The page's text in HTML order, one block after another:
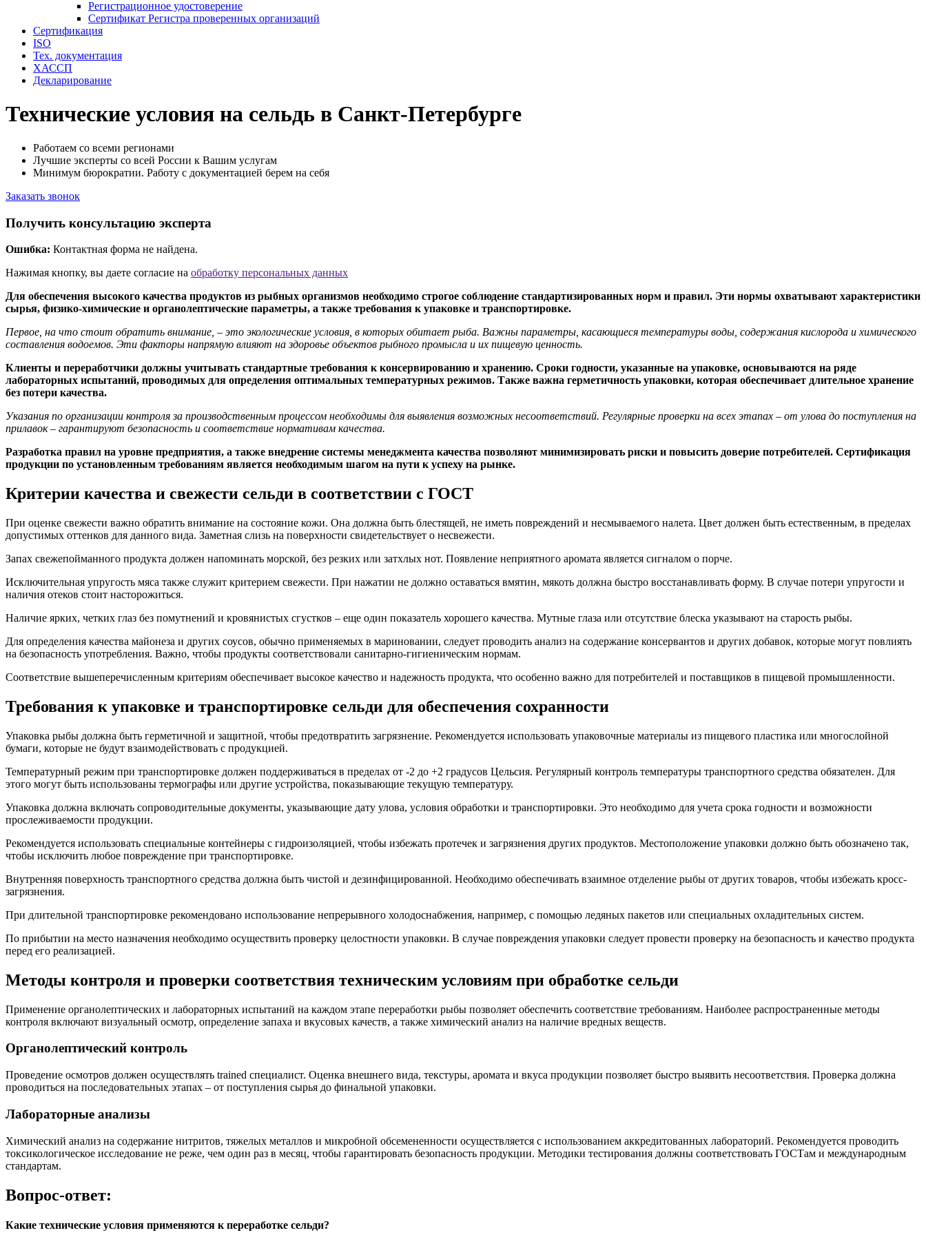
Регистрационное удостоверение
Сертификат Регистра проверенных организаций
Сертификация
ISO
Тех. документация
ХАССП
Декларирование
Технические условия на сельдь в Санкт-Петербурге
Работаем со всеми регионами
Лучшие эксперты со всей России к Вашим услугам
Минимум бюрократии. Работу с документацией берем на себя
Заказать звонок
Получить консультацию эксперта
Ошибка: Контактная форма не найдена.
Нажимая кнопку, вы даете согласие на обработку персональных данных
Для обеспечения высокого качества продуктов из рыбных организмов необходимо строгое соблюдение стандартизированных норм и правил. Эти нормы охватывают характеристики
сырья, физико-химические и органолептические параметры, а также требования к упаковке и транспортировке.
Первое, на что стоит обратить внимание, – это экологические условия, в которых обитает рыба. Важны параметры, касающиеся температуры воды, содержания кислорода и химического
составления водоемов. Эти факторы напрямую влияют на здоровье объектов рыбного промысла и их пищевую ценность.
Клиенты и переработчики должны учитывать стандартные требования к консервированию и хранению. Сроки годности, указанные на упаковке, основываются на ряде
лабораторных испытаний, проводимых для определения оптимальных температурных режимов. Также важна герметичность упаковки, которая обеспечивает длительное хранение
без потери качества.
Указания по организации контроля за производственным процессом необходимы для выявления возможных несоответствий. Регулярные проверки на всех этапах – от улова до поступления на
прилавок – гарантируют безопасность и соответствие нормативам качества.
Разработка правил на уровне предприятия, а также внедрение системы менеджмента качества позволяют минимизировать риски и повысить доверие потребителей. Сертификация
продукции по установленным требованиям является необходимым шагом на пути к успеху на рынке.
Критерии качества и свежести сельди в соответствии с ГОСТ
При оценке свежести важно обратить внимание на состояние кожи. Она должна быть блестящей, не иметь повреждений и несмываемого налета. Цвет должен быть естественным, в пределах
допустимых оттенков для данного вида. Заметная слизь на поверхности свидетельствует о несвежести.
Запах свежепойманного продукта должен напоминать морской, без резких или затхлых нот. Появление неприятного аромата является сигналом о порче.
Исключительная упругость мяса также служит критерием свежести. При нажатии не должно оставаться вмятин, мякоть должна быстро восстанавливать форму. В случае потери упругости и
наличия отеков стоит насторожиться.
Наличие ярких, четких глаз без помутнений и кровянистых сгустков – еще один показатель хорошего качества. Мутные глаза или отсутствие блеска указывают на старость рыбы.
Для определения качества майонеза и других соусов, обычно применяемых в мариновании, следует проводить анализ на содержание консервантов и других добавок, которые могут повлиять
на безопасность употребления. Важно, чтобы продукты соответствовали санитарно-гигиеническим нормам.
Соответствие вышеперечисленным критериям обеспечивает высокое качество и надежность продукта, что особенно важно для потребителей и поставщиков в пищевой промышленности.
Требования к упаковке и транспортировке сельди для обеспечения сохранности
Упаковка рыбы должна быть герметичной и защитной, чтобы предотвратить загрязнение. Рекомендуется использовать упаковочные материалы из пищевого пластика или многослойной
бумаги, которые не будут взаимодействовать с продукцией.
Температурный режим при транспортировке должен поддерживаться в пределах от -2 до +2 градусов Цельсия. Регулярный контроль температуры транспортного средства обязателен. Для
этого могут быть использованы термографы или другие устройства, показывающие текущую температуру.
Упаковка должна включать сопроводительные документы, указывающие дату улова, условия обработки и транспортировки. Это необходимо для учета срока годности и возможности
прослеживаемости продукции.
Рекомендуется использовать специальные контейнеры с гидроизоляцией, чтобы избежать протечек и загрязнения других продуктов. Местоположение упаковки должно быть обозначено так,
чтобы исключить любое повреждение при транспортировке.
Внутренняя поверхность транспортного средства должна быть чистой и дезинфицированной. Необходимо обеспечивать взаимное отделение рыбы от других товаров, чтобы избежать кросс-
загрязнения.
При длительной транспортировке рекомендовано использование непрерывного холодоснабжения, например, с помощью ледяных пакетов или специальных охладительных систем.
По прибытии на место назначения необходимо осуществить проверку целостности упаковки. В случае повреждения упаковки следует провести проверку на безопасность и качество продукта
перед его реализацией.
Методы контроля и проверки соответствия техническим условиям при обработке сельди
Применение органолептических и лабораторных испытаний на каждом этапе переработки рыбы позволяет обеспечить соответствие требованиям. Наиболее распространенные методы
контроля включают визуальный осмотр, определение запаха и вкусовых качеств, а также химический анализ на наличие вредных веществ.
Органолептический контроль
Проведение осмотров должен осуществлять trained специалист. Оценка внешнего вида, текстуры, аромата и вкуса продукции позволяет быстро выявить несоответствия. Проверка должна
проводиться на последовательных этапах – от поступления сырья до финальной упаковки.
Лабораторные анализы
Химический анализ на содержание нитритов, тяжелых металлов и микробной обсемененности осуществляется с использованием аккредитованных лабораторий. Рекомендуется проводить
токсикологическое исследование не реже, чем один раз в месяц, чтобы гарантировать безопасность продукции. Методики тестирования должны соответствовать ГОСТам и международным
стандартам.
Вопрос-ответ:
Какие технические условия применяются к переработке сельди?